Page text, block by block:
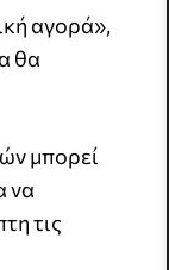
αγορά»,
θα
μπορεί
να
τις